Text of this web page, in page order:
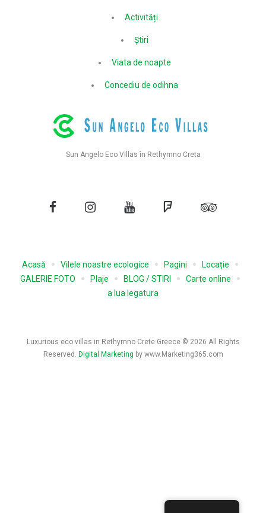
Activități
Știri
Viata de noapte
Concediu de odihna
Sun Angelo Eco Villas în Rethymno Creta
Facebook Instagram YouTube Foursquare
Acasă Vilele noastre ecologice Pagini
Locație
GALERIE FOTO
Plaje BLOG / STIRI
Carte online
a lua legatura
Luxurious eco villas in Rethymno Crete Greece © 2026 All Rights
Reserved. Digital Marketing by www.Marketing365.com